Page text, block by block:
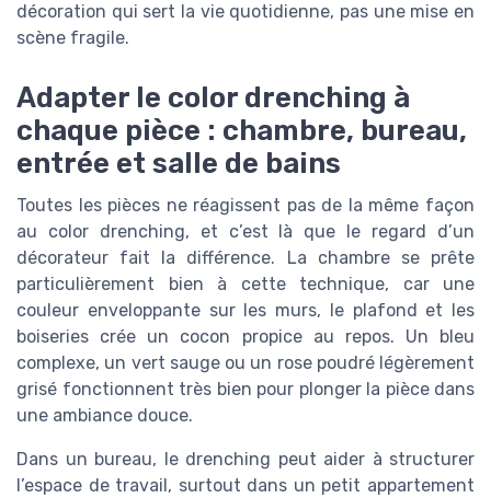
décoration qui sert la vie quotidienne, pas une mise en
scène fragile.
Adapter le color drenching à
chaque pièce : chambre, bureau,
entrée et salle de bains
Toutes les pièces ne réagissent pas de la même façon
au color drenching, et c’est là que le regard d’un
décorateur fait la différence. La chambre se prête
particulièrement bien à cette technique, car une
couleur enveloppante sur les murs, le plafond et les
boiseries crée un cocon propice au repos. Un bleu
complexe, un vert sauge ou un rose poudré légèrement
grisé fonctionnent très bien pour plonger la pièce dans
une ambiance douce.
Dans un bureau, le drenching peut aider à structurer
l’espace de travail, surtout dans un petit appartement